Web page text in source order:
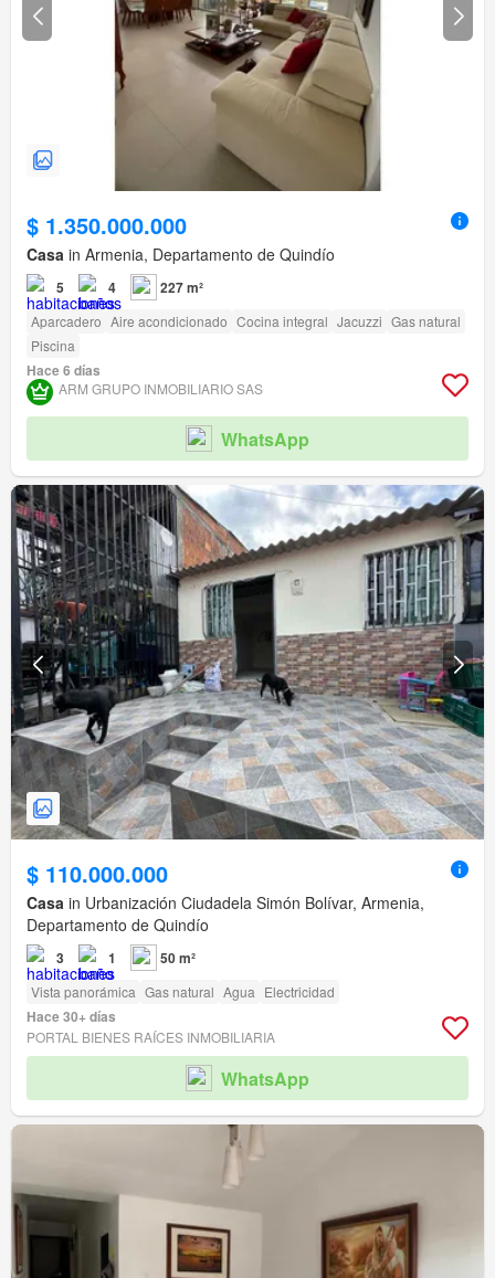
$ 1.350.000.000
Casa in Armenia, Departamento de Quindío
5 4 227 m²
Aparcadero Aire acondicionado Cocina integral Jacuzzi Gas natural
Piscina
Hace 6 días
ARM GRUPO INMOBILIARIO SAS
WhatsApp
$ 110.000.000
Casa in Urbanización Ciudadela Simón Bolívar, Armenia,
Departamento de Quindío
3 1 50 m²
Vista panorámica Gas natural Agua Electricidad
Hace 30+ días
PORTAL BIENES RAÍCES INMOBILIARIA
WhatsApp